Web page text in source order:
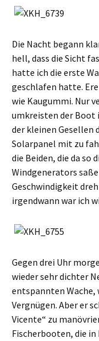
Die Nacht begann
hell, dass die Sicht
hatte ich die erste
geschlafen hatte.
wie Kaugummi. Nur
umkreisten der Boot
der kleinen Gesellen
Solarpanel mit zu
die Beiden, die da so
Windgenerators
Geschwindigkeit
irgendwann war ich
Gegen drei Uhr
wieder sehr dichter
entspannten
Vergnügen. Aber er
Vicente“ zu
Fischerbooten, die